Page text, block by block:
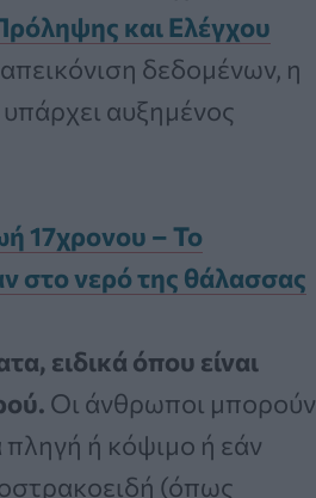
και Ελέγχου
δεδομένων, η
υπάρχει αυξημένος
17χρονου – Το
στο νερό της θάλασσας
ειδικά όπου είναι
Οι άνθρωποι μπορούν
πληγή ή κόψιμο ή εάν
(όπως